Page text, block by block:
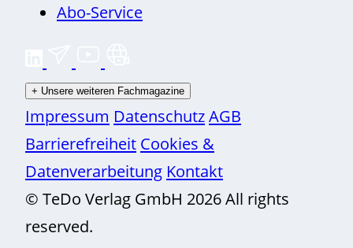
Abo-Service
+ Unsere weiteren Fachmagazine
Impressum DatenschutzAGB
Barrierefreiheit Cookies &
Datenverarbeitung Kontakt
© TeDo Verlag GmbH 2026 All rights
reserved.